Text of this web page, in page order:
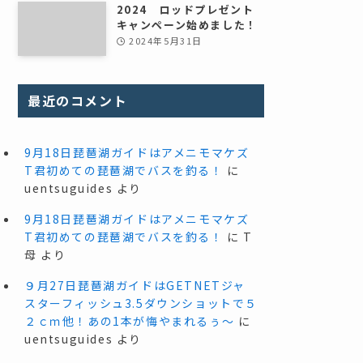
2024 ロッドプレゼント
キャンペーン始めました！
2024年5月31日
最近のコメント
9月18日琵琶湖ガイドはアメニモマケズ
T君初めての琵琶湖でバスを釣る！
に
uentsuguides より
9月18日琵琶湖ガイドはアメニモマケズ
T君初めての琵琶湖でバスを釣る！
に T
母 より
９月27日琵琶湖ガイドはGETNETジャ
スターフィッシュ3.5ダウンショットで５
２ｃｍ他！あの1本が悔やまれるぅ～ に
uentsuguides より